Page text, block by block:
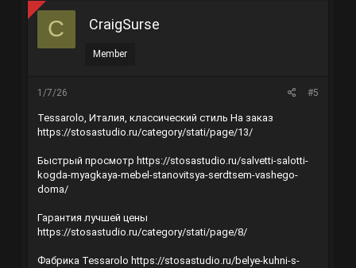
C CraigSurse
Member
1/7/26 #5
Tessarolo, Италия, классический стиль На заказ
https://stosastudio.ru/category/stati/page/13/
Быстрый просмотр https://stosastudio.ru/salvetti-salotti-
kogda-myagkaya-mebel-stanovitsya-serdtsem-vashego-
doma/
Гарантия лучшей цены
https://stosastudio.ru/category/stati/page/8/
Фабрика Tessarolo https://stosastudio.ru/belye-kuhni-s-